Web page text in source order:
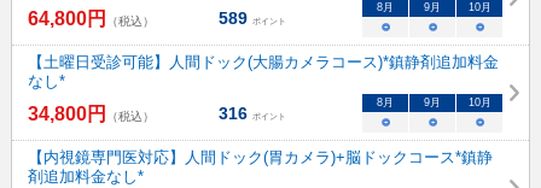
64,800円 （税込） 589 ポイント
8月 9月 10月
○ ○ ○
【土曜日受診可能】人間ドック(大腸カメラコース)*鎮静剤追加料金
なし*
34,800円 （税込） 316 ポイント
8月 9月 10月
○ ○ ○
【内視鏡専門医対応】人間ドック(胃カメラ)+脳ドックコース*鎮静
剤追加料金なし*